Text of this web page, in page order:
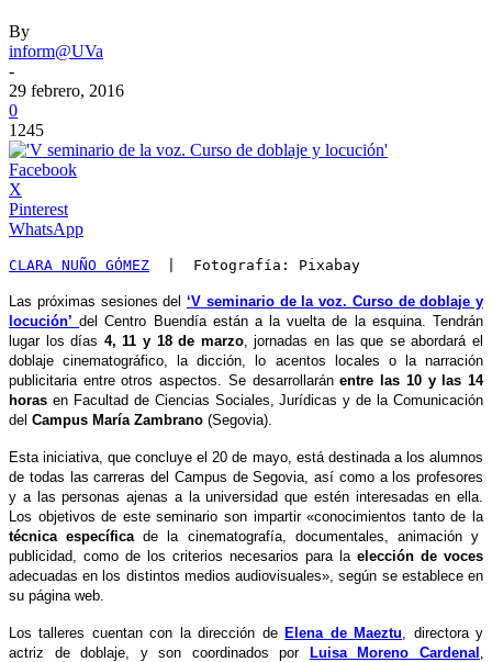
By
inform@UVa
-
29 febrero, 2016
0
1245
Facebook
X
Pinterest
WhatsApp
CLARA NUÑO GÓMEZ |  Fotografía: Pixabay
Las próximas sesiones del ‘V seminario de la voz. Curso de doblaje y
locución’ del Centro Buendía están a la vuelta de la esquina. Tendrán
lugar los días 4, 11 y 18 de marzo, jornadas en las que se abordará el
doblaje cinematográfico, la dicción, lo acentos locales o la narración
publicitaria entre otros aspectos. Se desarrollaránentre las 10 y las 14
horas en Facultad de Ciencias Sociales, Jurídicas y de la Comunicación
del Campus María Zambrano (Segovia).
Esta iniciativa, que concluye el 20 de mayo, está destinada a los alumnos
de todas las carreras del Campus de Segovia, así como a los profesores
y a las personas ajenas a la universidad que estén interesadas en ella.
Los objetivos de este seminario son impartir «conocimientos tanto de la
técnica específica de la cinematografía, documentales, animación y
publicidad, como de los criterios necesarios para la elección de voces
adecuadas en los distintos medios audiovisuales», según se establece en
su página web.
Los talleres cuentan con la dirección de Elena de Maeztu , directora y
actriz de doblaje, y son coordinados por
Luisa Moreno Cardenal